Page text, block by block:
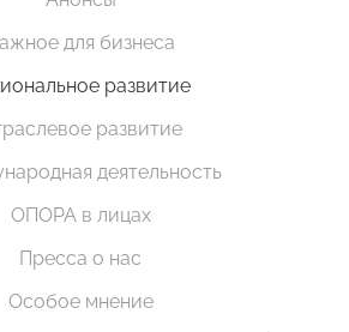
для бизнеса
развитие
развитие
деятельность
ОПОРА в лицах
Пресса о нас
Особое мнение